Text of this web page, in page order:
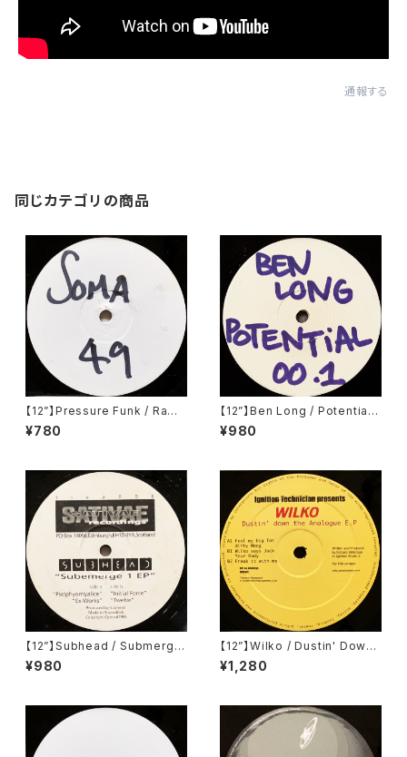
通報する
同じカテゴリの商品
【12”】Pressure Funk / Raw
Spirit (Soma Quality Recor
dings) (SOMA 49)
¥780
【12”】Ben Long / Potential
001 (Potential) (POT001)
¥980
【12”】Subhead / Submerge
1 EP (Sativae Recordings)
(tiva006)
¥980
【12”】Wilko / Dustin' Down
The Analogue E.P (Ignition
Records) (IGT 010)
¥1,280